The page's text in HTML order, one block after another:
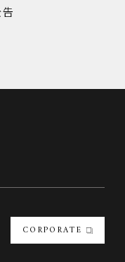
CORPORATE